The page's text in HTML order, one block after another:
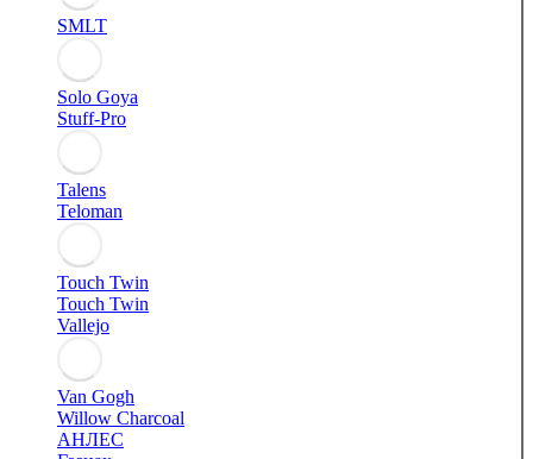
SMLT
Solo Goya
Stuff-Pro
Talens
Teloman
Touch Twin
Touch Twin
Vallejo
Van Gogh
Willow Charcoal
АНЛЕС